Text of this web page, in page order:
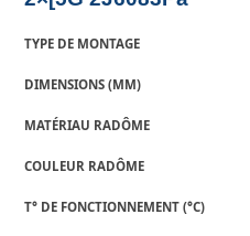
TYPE DE MONTAGE
DIMENSIONS (MM)
MATÉRIAU RADÔME
COULEUR RADÔME
T° DE FONCTIONNEMENT (°C)